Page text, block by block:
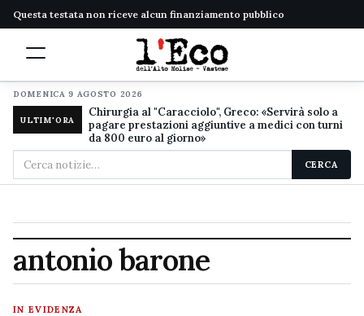
Questa testata non riceve alcun finanziamento pubblico
DOMENICA 9 AGOSTO 2026
ULTIM'ORA
Chirurgia al "Caracciolo", Greco: «Servirà solo a
pagare prestazioni aggiuntive a medici con turni
da 800 euro al giorno»
Cerca
nel
CERCA
antonio barone
IN EVIDENZA